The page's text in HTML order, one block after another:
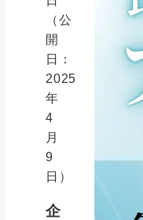
（公
開
日：
2025
年
4
月
9
日）
企